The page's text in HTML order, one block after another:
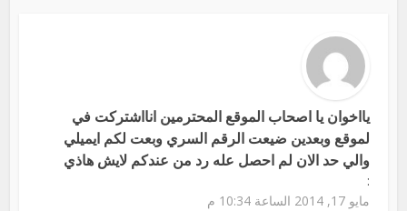
يااخوان يا اصحاب الموقع المحترمين انااشتركت في
لموقع وبعدين ضيعت الرقم السري وبعت لكم ايميلي
والي حد الان لم احصل عله رد من عندكم لايش هاذي
:
مايو 17, 2014 الساعة 10:34 م